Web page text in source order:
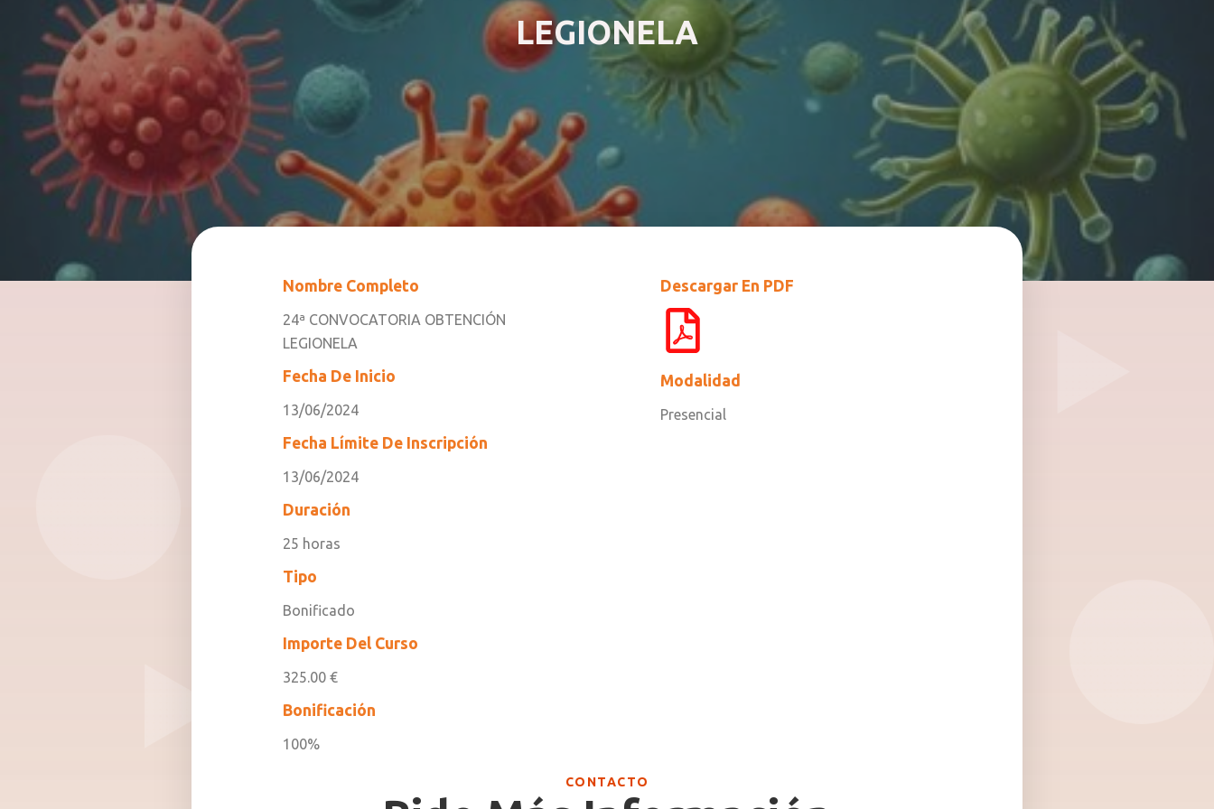
LEGIONELA
Nombre Completo
24ª CONVOCATORIA OBTENCIÓN
LEGIONELA
Fecha De Inicio
13/06/2024
Fecha Límite De Inscripción
13/06/2024
Duración
25 horas
Tipo
Bonificado
Importe Del Curso
325.00 €
Bonificación
100%
Descargar En PDF
Modalidad
Presencial
CONTACTO